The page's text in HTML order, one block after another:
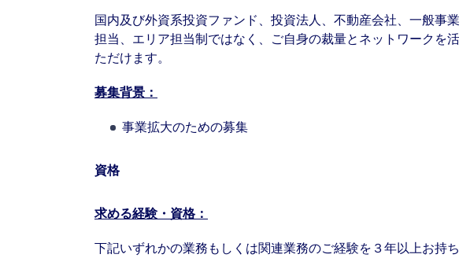
国内及び外資系投資ファンド、投資法人、不動産会社、一般事
担当、エリア担当制ではなく、ご自身の裁量とネットワークを
ただけます。
募集背景：
事業拡大のための募集
資格
求める経験・資格：
下記いずれかの業務もしくは関連業務のご経験を３年以上お持